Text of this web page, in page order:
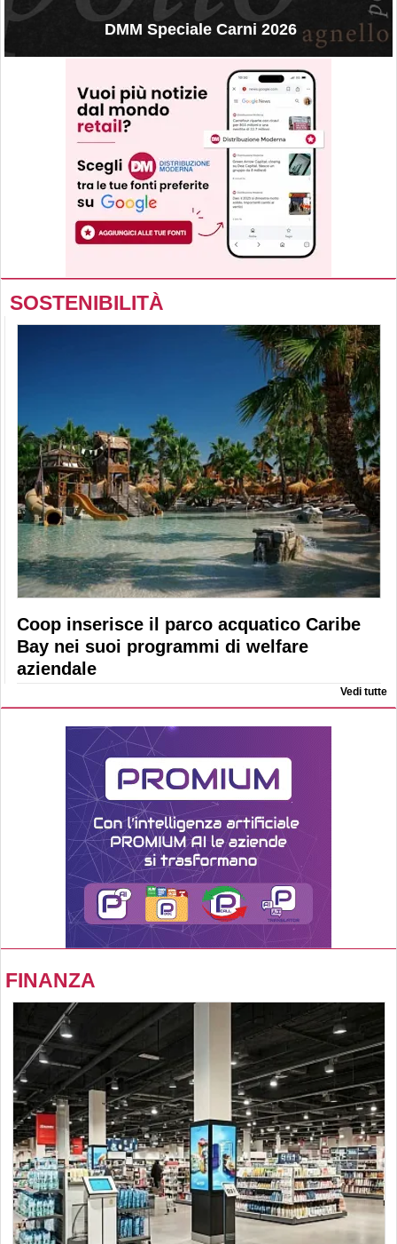
DMM Speciale Carni 2026
SOSTENIBILITÀ
Coop inserisce il parco acquatico Caribe
Bay nei suoi programmi di welfare
aziendale
Vedi tutte
FINANZA